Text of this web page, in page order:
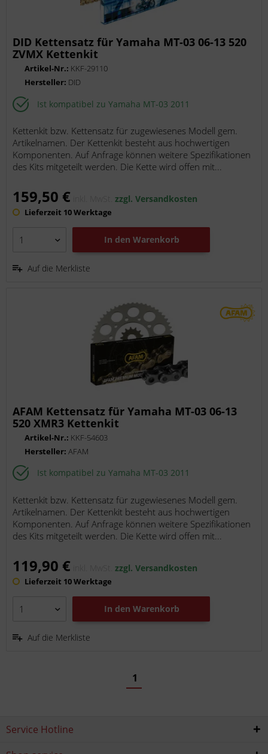
DID Kettensatz für Yamaha MT-03 06-13 520
ZVMX Kettenkit
Artikel-Nr.: KKF-29110
Hersteller: DID
Ist kompatibel zu Yamaha MT-03 2011
Kettenkit bzw. Kettensatz für zugewiesenes Modell gem.
Artikelnamen. Der Kettenkit besteht aus hochwertigen
Komponenten. Auf Anfrage können weitere Spezifikationen
des Kits mitgeteilt werden. Die Kette wird offen mit...
159,50 € inkl. MwSt.zzgl. Versandkosten
Lieferzeit 10 Werktage
In den Warenkorb
Auf die Merkliste
AFAM Kettensatz für Yamaha MT-03 06-13
520 XMR3 Kettenkit
Artikel-Nr.: KKF-54603
Hersteller:AFAM
Ist kompatibel zu Yamaha MT-03 2011
Kettenkit bzw. Kettensatz für zugewiesenes Modell gem.
Artikelnamen. Der Kettenkit besteht aus hochwertigen
Komponenten. Auf Anfrage können weitere Spezifikationen
des Kits mitgeteilt werden. Die Kette wird offen mit...
119,90 € inkl. MwSt.zzgl. Versandkosten
Lieferzeit 10 Werktage
In den Warenkorb
Auf die Merkliste
1
Service Hotline